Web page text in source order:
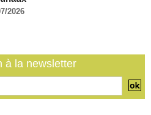
personnes, selon une autorité
presse quotidienne du 8/9 août
2026
à la newsletter